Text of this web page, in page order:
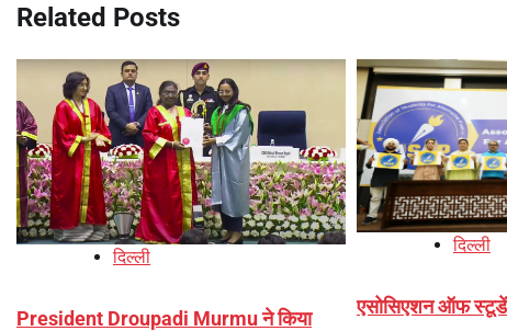
Related Posts
दिल्ली
President Droupadi Murmu ने किया
दिल्ली
एसोसिएशन ऑफ